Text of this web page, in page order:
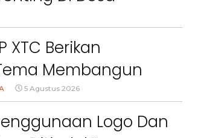
XTC Berikan
Membangun
Menjaga
Digital
5 Agustus 2026
Logo Dan
Barat
Orang Tua dalam Menjaga